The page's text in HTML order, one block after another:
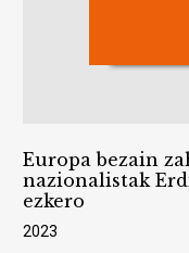
Europa bezain
nazionalistak
ezkero
2023